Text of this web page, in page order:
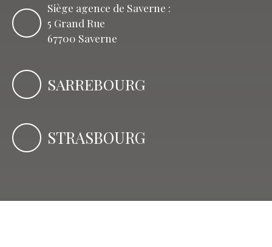
Siège agence de Saverne :
5 Grand Rue
67700 Saverne
SARREBOURG
STRASBOURG